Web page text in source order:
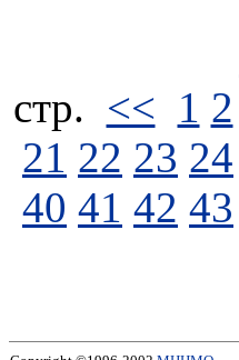
стp. << 1 2
21 22 23 24
40 41 42 43